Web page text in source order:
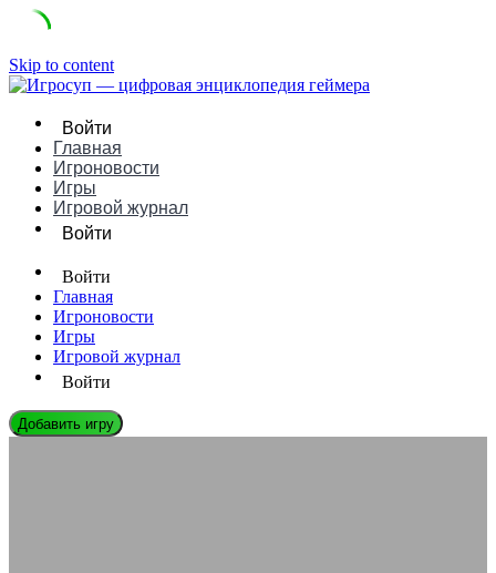
Skip to content
Войти
Главная
Игроновости
Игры
Игровой журнал
Войти
Войти
Главная
Игроновости
Игры
Игровой журнал
Войти
Добавить игру